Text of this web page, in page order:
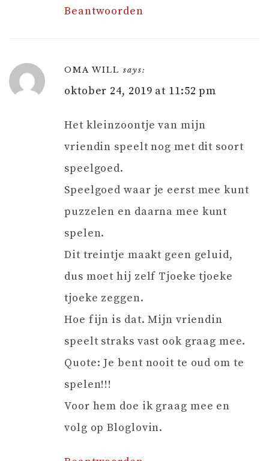
Beantwoorden
OMA WILL says:
oktober 24, 2019 at 11:52 pm
Het kleinzoontje van mijn
vriendin speelt nog met dit soort
speelgoed.
Speelgoed waar je eerst mee kunt
puzzelen en daarna mee kunt
spelen.
Dit treintje maakt geen geluid,
dus moet hij zelf Tjoeke tjoeke
tjoeke zeggen.
Hoe fijn is dat. Mijn vriendin
speelt straks vast ook graag mee.
Quote: Je bent nooit te oud om te
spelen!!!
Voor hem doe ik graag mee en
volg op Bloglovin.